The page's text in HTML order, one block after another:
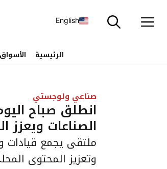
إلى
English
الرئيسية الأسواق
صناعي ولوجستي
انطلق صباح
الصناعات ويعزز
ملتقى يجمع قيادات
وتعزيز المحتوى